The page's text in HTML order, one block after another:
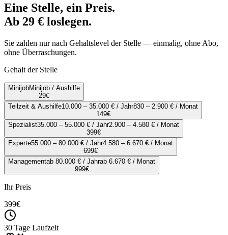
Eine Stelle, ein Preis.
Ab 29 € loslegen.
Sie zahlen nur nach Gehaltslevel der Stelle — einmalig, ohne Abo,
ohne Überraschungen.
Gehalt der Stelle
MinijobMinijob / Aushilfe
29€
Teilzeit & Aushilfe10.000 – 35.000 € / Jahr830 – 2.900 € / Monat
149€
Spezialist35.000 – 55.000 € / Jahr2.900 – 4.580 € / Monat
399€
Experte55.000 – 80.000 € / Jahr4.580 – 6.670 € / Monat
699€
Managementab 80.000 € / Jahrab 6.670 € / Monat
999€
Ihr Preis
399€
30 Tage Laufzeit